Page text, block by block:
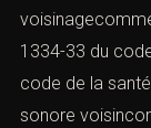
1334-33 du
code de la
sonore